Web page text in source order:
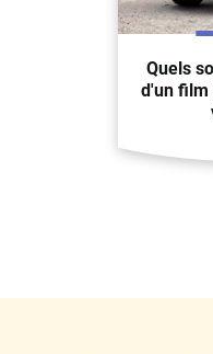
Quels
d'un film